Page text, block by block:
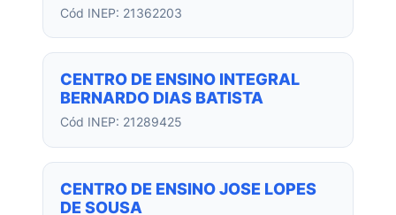
Cód INEP: 21362203
CENTRO DE ENSINO INTEGRAL
BERNARDO DIAS BATISTA
Cód INEP: 21289425
CENTRO DE ENSINO JOSE LOPES
DE SOUSA